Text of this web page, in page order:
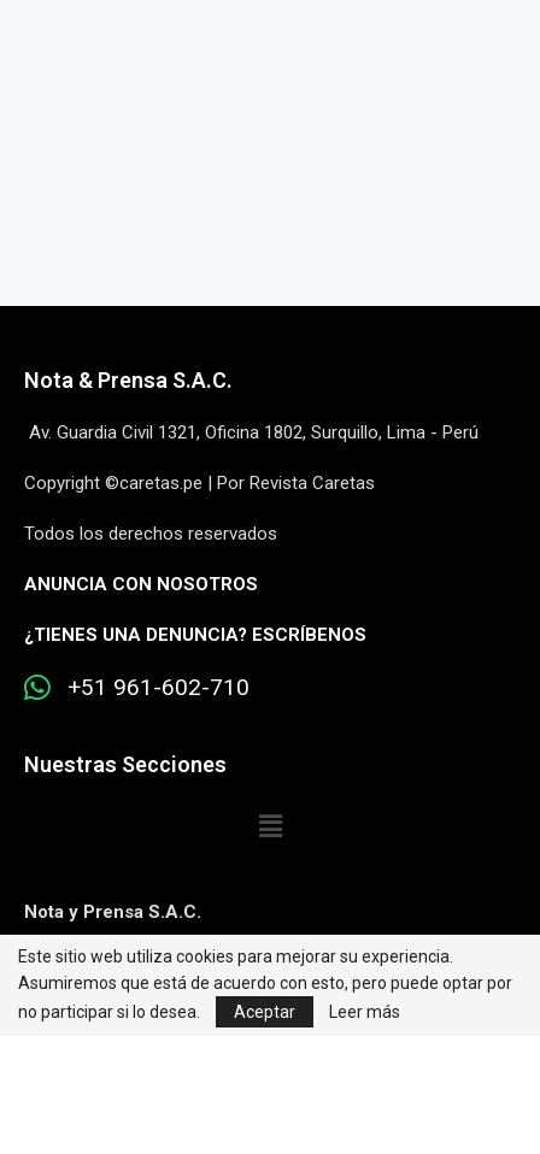
Nota & Prensa S.A.C.
Av. Guardia Civil 1321, Oficina 1802, Surquillo, Lima - Perú
Copyright ©caretas.pe | Por Revista Caretas
Todos los derechos reservados
ANUNCIA CON NOSOTROS
¿TIENES UNA DENUNCIA? ESCRÍBENOS
+51 961-602-710
Nuestras Secciones
Nota y Prensa S.A.C.
Contacto:editorweb@caretas.com.pe
Síguenos:
Este sitio web utiliza cookies para mejorar su experiencia.
Asumiremos que está de acuerdo con esto, pero puede optar por
no participar si lo desea.
Aceptar Leer más